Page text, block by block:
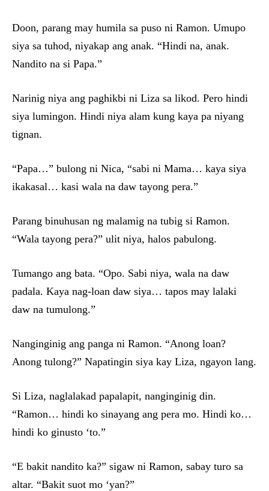
Doon, parang may humila sa puso ni Ramon. Umupo
siya sa tuhod, niyakap ang anak. “Hindi na, anak.
Nandito na si Papa.”
Narinig niya ang paghikbi ni Liza sa likod. Pero hindi
siya lumingon. Hindi niya alam kung kaya pa niyang
tignan.
“Papa…” bulong ni Nica, “sabi ni Mama… kaya siya
ikakasal… kasi wala na daw tayong pera.”
Parang binuhusan ng malamig na tubig si Ramon.
“Wala tayong pera?” ulit niya, halos pabulong.
Tumango ang bata. “Opo. Sabi niya, wala na daw
padala. Kaya nag-loan daw siya… tapos may lalaki
daw na tumulong.”
Nanginginig ang panga ni Ramon. “Anong loan?
Anong tulong?” Napatingin siya kay Liza, ngayon lang.
Si Liza, naglalakad papalapit, nanginginig din.
“Ramon… hindi ko sinayang ang pera mo. Hindi ko…
hindi ko ginusto ‘to.”
“E bakit nandito ka?” sigaw ni Ramon, sabay turo sa
altar. “Bakit suot mo ‘yan?”